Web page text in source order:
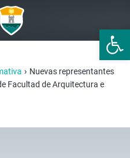
Abrir
› Nuevas representantes
Facultad de Arquitectura e